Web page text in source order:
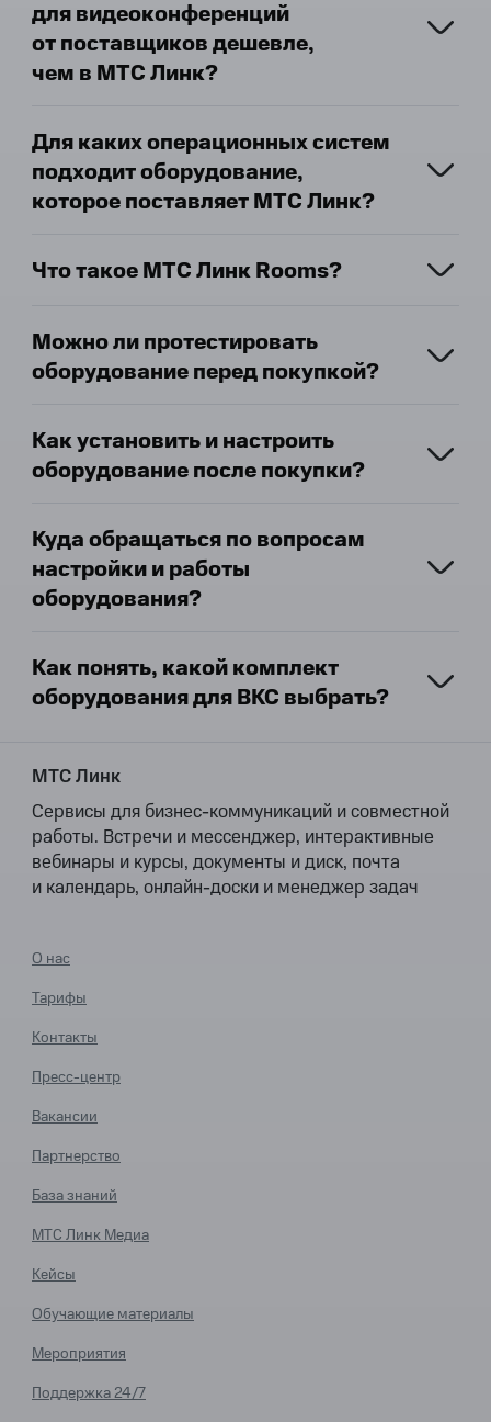
для видеоконференций
от поставщиков дешевле,
чем в МТС Линк?
Для каких операционных систем
подходит оборудование,
которое поставляет МТС Линк?
Что такое МТС Линк Rooms?
Можно ли протестировать
оборудование перед покупкой?
Как установить и настроить
оборудование после покупки?
Куда обращаться по вопросам
настройки и работы
оборудования?
Как понять, какой комплект
оборудования для ВКС выбрать?
МТС Линк
Сервисы для бизнес-коммуникаций и совместной
работы. Встречи и мессенджер, интерактивные
вебинары и курсы, документы и диск, почта
и календарь, онлайн-доски и менеджер задач
О нас
Тарифы
Контакты
Вакансии
Партнерство
База знаний
МТС Линк Медиа
Кейсы
Обучающие материалы
Мероприятия
Поддержка 24/7
Пресс-центр